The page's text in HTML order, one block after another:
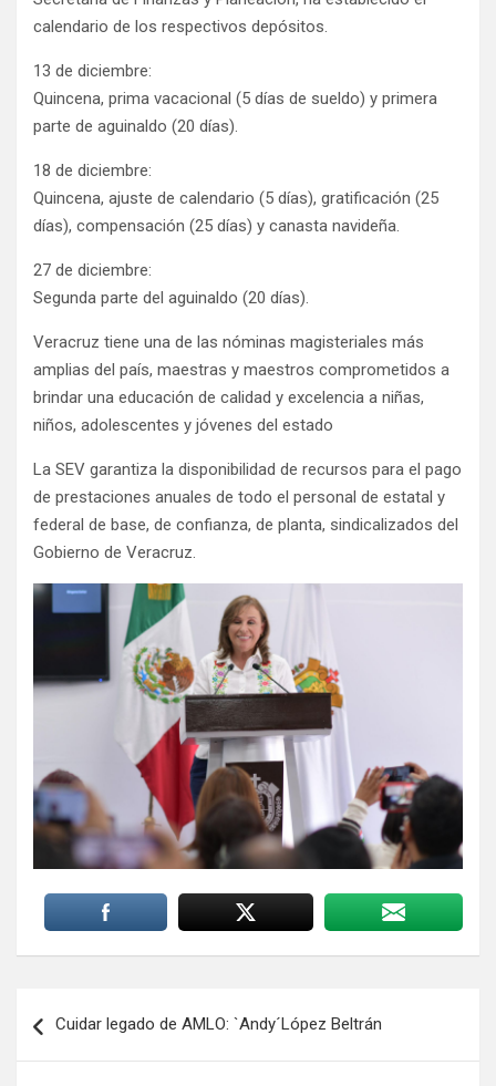
calendario de los respectivos depósitos.
13 de diciembre:
Quincena, prima vacacional (5 días de sueldo) y primera
parte de aguinaldo (20 días).
18 de diciembre:
Quincena, ajuste de calendario (5 días), gratificación (25
días), compensación (25 días) y canasta navideña.
27 de diciembre:
Segunda parte del aguinaldo (20 días).
Veracruz tiene una de las nóminas magisteriales más
amplias del país, maestras y maestros comprometidos a
brindar una educación de calidad y excelencia a niñas,
niños, adolescentes y jóvenes del estado
La SEV garantiza la disponibilidad de recursos para el pago
de prestaciones anuales de todo el personal de estatal y
federal de base, de confianza, de planta, sindicalizados del
Gobierno de Veracruz.
de
Cuidar legado de AMLO: `Andy´López Beltrán